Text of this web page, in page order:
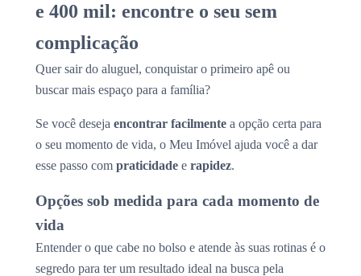
e 400 mil: encontre o seu sem
complicação
Quer sair do aluguel, conquistar o primeiro apê ou
buscar mais espaço para a família?
Se você deseja encontrar facilmente a opção certa para
o seu momento de vida, o Meu Imóvel ajuda você a dar
esse passo com praticidade e rapidez.
Opções sob medida para cada momento de
vida
Entender o que cabe no bolso e atende às suas rotinas é o
segredo para ter um resultado ideal na busca pela